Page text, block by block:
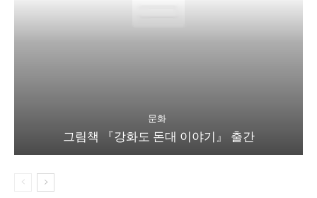
문화
그림책 『강화도 돈대 이야기』 출간